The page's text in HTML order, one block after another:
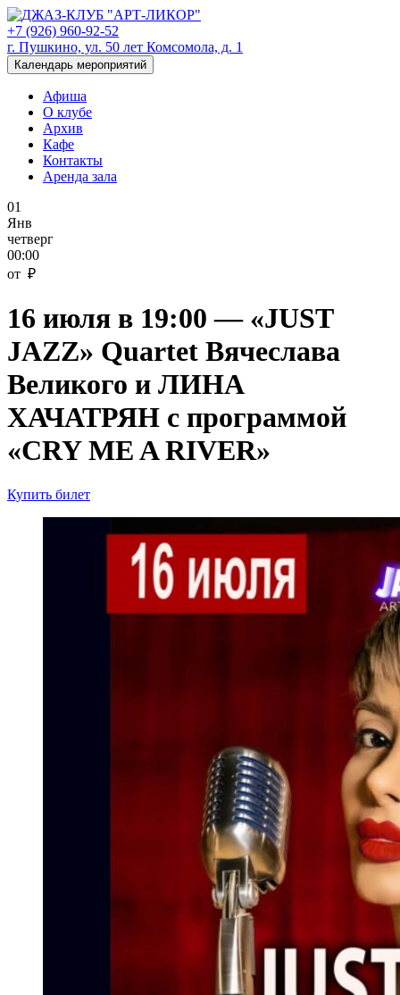
+7 (926) 960-92-52
г. Пушкино, ул. 50 лет Комсомола, д. 1
Календарь мероприятий
Афиша
О клубе
Архив
Кафе
Контакты
Аренда зала
01
Янв
четверг
00:00
от ₽
16 июля в 19:00 — «JUST
JAZZ» Quartet Вячеслава
Великого и ЛИНА
ХАЧАТРЯН с программой
«CRY ME A RIVER»
Купить билет